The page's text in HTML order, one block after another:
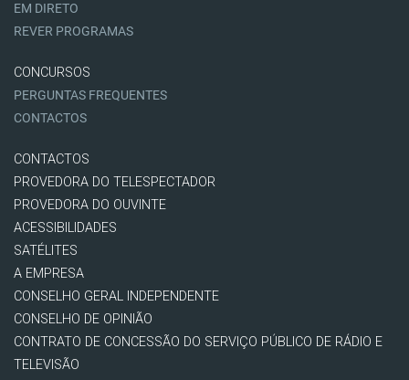
EM DIRETO
REVER PROGRAMAS
CONCURSOS
PERGUNTAS FREQUENTES
CONTACTOS
CONTACTOS
PROVEDORA DO TELESPECTADOR
PROVEDORA DO OUVINTE
ACESSIBILIDADES
SATÉLITES
A EMPRESA
CONSELHO GERAL INDEPENDENTE
CONSELHO DE OPINIÃO
CONTRATO DE CONCESSÃO DO SERVIÇO PÚBLICO DE RÁDIO E
TELEVISÃO